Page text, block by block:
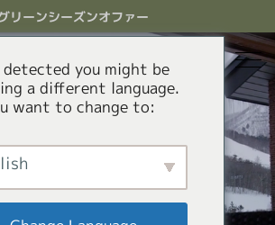
リーンシーズンオファー
ィ
detected you might be
a different language.
want to change to: